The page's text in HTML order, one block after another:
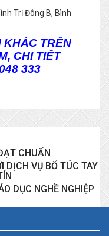
Trị Đông B, Bình
KHÁC TRÊN
CHI TIẾT
333
CHUẨN
DỊCH VỤ BỔ TÚC TAY
DỤC NGHỀ NGHIỆP